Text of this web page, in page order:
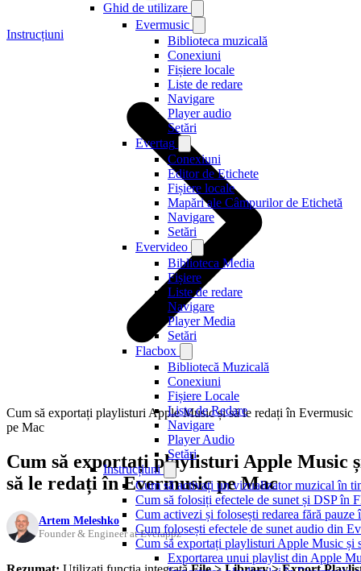
Ghid de utilizare
Evermusic
Biblioteca muzicală
Conexiuni
Fișiere locale
Liste de redare
Navigare
Player audio
Setări
Evertag
Conexiuni
Editor de Etichete
Fișiere locale
Mapări ale Câmpurilor de Etichetă
Navigare
Setări
Evervideo
Biblioteca Media
Fișiere
Liste de redare
Navigare
Player Media
Setări
Flacbox
Bibliotecă Muzicală
Conexiuni
Fișiere Locale
Liste de Redare
Navigare
Player Audio
Setări
Instrucțiuni
Cum să activați un vizualizator muzical în
Cum să folosiți efectele de sunet și DSP în
Cum activezi și folosești redarea fără pauze
Cum folosești efectele de sunet audio din
Cum să exportați playlisturi Apple Music și
Exportarea unui playlist din Apple
Instrucțiuni
Cum să exportați playlisturi Apple Music și să le redați în Evermusic
pe Mac
Cum să exportați playlisturi Apple Music
să le redați în Evermusic pe Mac
Artem Meleshko
Founder & Engineer at Everappz